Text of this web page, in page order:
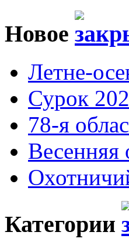
Новое
Летне-
Сурок
78-я
Весенняя
Категории